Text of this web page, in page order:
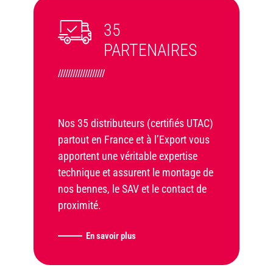
35
PARTENAIRES
///////////////////
Nos 35 distributeurs (certifiés UTAC)
partout en France et à l’Export vous
apportent une véritable expertise
technique et assurent le montage de
nos bennes, le SAV et le contact de
proximité.
En savoir plus